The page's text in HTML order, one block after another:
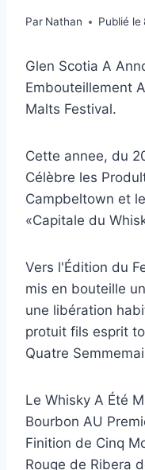
Par Nathan Publié le
Glen Scotia A
Embouteillement
Malts Festival.
Cette annee, du
Célèbre les
Campbeltown et
«Capitale du
Vers l'Édition du
mis en bouteille
une libération
protuit fils esprit
Quatre
Le Whisky A Été
Bourbon AU
Finition de Cinq
Rouge de Ribera